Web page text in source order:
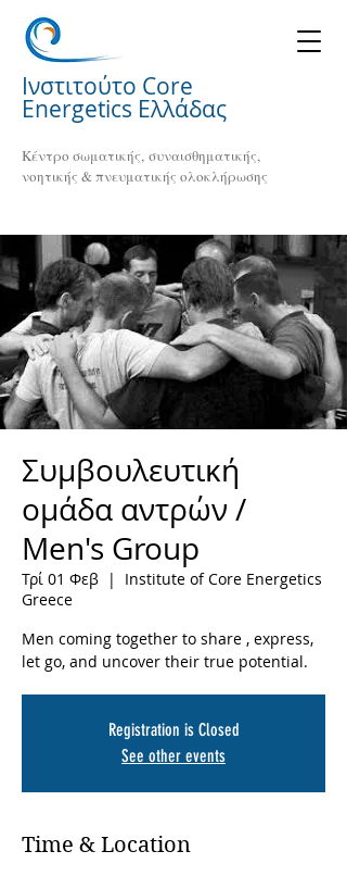
Ινστιτούτο Core
Energetics Ελλάδας
Κέντρο σωματικής, συναισθηματικής,
νοητικής & πνευματικής ολοκλήρωσης
Συμβουλευτική
ομάδα αντρών /
Men's Group
Τρί 01 Φεβ
  |
Institute of Core Energetics
Greece
Men coming together to share , express,
let go, and uncover their true potential.
Registration is Closed
See other events
Time & Location